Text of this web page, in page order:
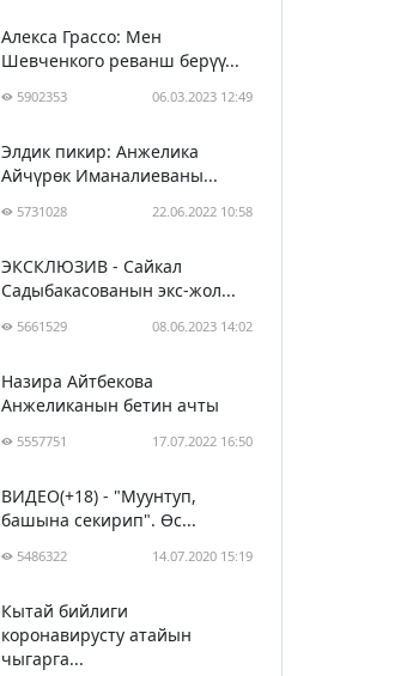
Алекса Грассо: Мен
Шевченкого реванш берүү...
5902353 06.03.2023 12:49
Элдик пикир: Анжелика
Айчүрөк Иманалиеваны...
5731028 22.06.2022 10:58
ЭКСКЛЮЗИВ - Сайкал
Садыбакасованын экс-жол...
5661529 08.06.2023 14:02
Назира Айтбекова
Анжеликанын бетин ачты
5557751 17.07.2022 16:50
ВИДЕО(+18) - "Муунтуп,
башына секирип". Өс...
5486322 14.07.2020 15:19
Кытай бийлиги
коронавирусту атайын
чыгарга...